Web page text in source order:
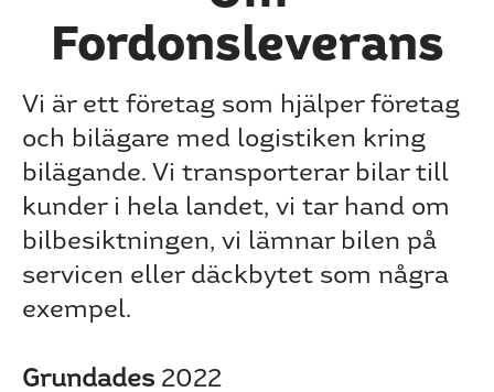
Fordonsleverans
Vi är ett företag som hjälper företag
och bilägare med logistiken kring
bilägande. Vi transporterar bilar till
kunder i hela landet, vi tar hand om
bilbesiktningen, vi lämnar bilen på
servicen eller däckbytet som några
exempel.
Grundades 2022